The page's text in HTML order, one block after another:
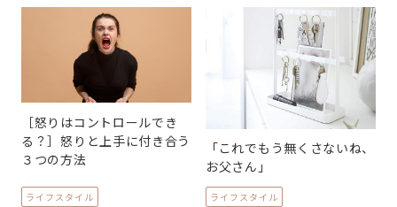
［怒りはコントロールでき
る？］怒りと上手に付き合う
３つの方法
ライフスタイル
「これでもう無くさないね、
お父さん」
ライフスタイル